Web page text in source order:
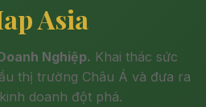
Asia
Nghiệp. Khai thác sức
thị trường Châu Á và đưa ra
doanh đột phá.